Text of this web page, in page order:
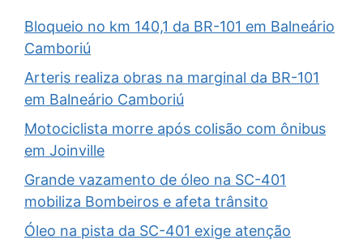
Bloqueio no km 140,1 da BR-101 em Balneário
Camboriú
Arteris realiza obras na marginal da BR-101
em Balneário Camboriú
Motociclista morre após colisão com ônibus
em Joinville
Grande vazamento de óleo na SC-401
mobiliza Bombeiros e afeta trânsito
Óleo na pista da SC-401 exige atenção